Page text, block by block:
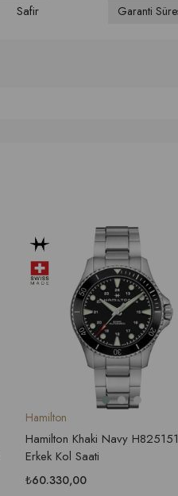
Safir Garanti
Hamilton
Hamilton Khaki Navy
Erkek Kol Saati
₺60.330,00